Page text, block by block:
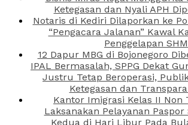
Ketegasan dan Nyali APH
Notaris di Kediri Dilaporkan ke
“Pengacara Jalanan” Kawal
Penggelapan SHM
12 Dapur MBG di Bojonegoro
IPAL Bermasalah, SPPG Dekat
Justru Tetap Beroperasi,
Ketegasan dan
Kantor Imigrasi Kelas II Non
Laksanakan Pelayanan
Kedua di Hari Libur Pada